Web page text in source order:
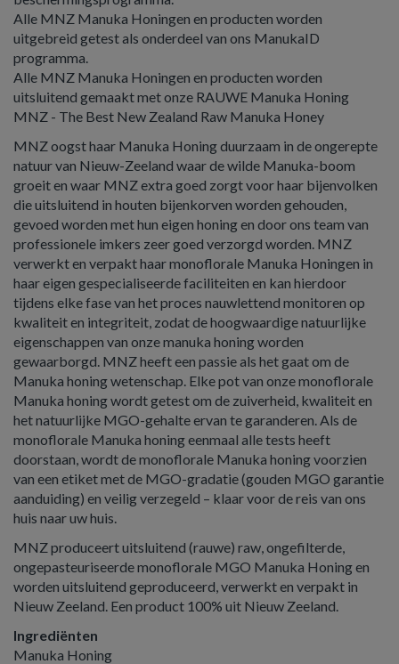
Alle MNZ Manuka Honingen en producten worden
uitgebreid getest als onderdeel van ons ManukaID
programma.
Alle MNZ Manuka Honingen en producten worden
uitsluitend gemaakt met onze RAUWE Manuka Honing
MNZ - The Best New Zealand Raw Manuka Honey
MNZ oogst haar Manuka Honing duurzaam in de ongerepte
natuur van Nieuw-Zeeland waar de wilde Manuka-boom
groeit en waar MNZ extra goed zorgt voor haar bijenvolken
die uitsluitend in houten bijenkorven worden gehouden,
gevoed worden met hun eigen honing en door ons team van
professionele imkers zeer goed verzorgd worden. MNZ
verwerkt en verpakt haar monoflorale Manuka Honingen in
haar eigen gespecialiseerde faciliteiten en kan hierdoor
tijdens elke fase van het proces nauwlettend monitoren op
kwaliteit en integriteit, zodat de hoogwaardige natuurlijke
eigenschappen van onze manuka honing worden
gewaarborgd. MNZ heeft een passie als het gaat om de
Manuka honing wetenschap. Elke pot van onze monoflorale
Manuka honing wordt getest om de zuiverheid, kwaliteit en
het natuurlijke MGO-gehalte ervan te garanderen. Als de
monoflorale Manuka honing eenmaal alle tests heeft
doorstaan, wordt de monoflorale Manuka honing voorzien
van een etiket met de MGO-gradatie (gouden MGO garantie
aanduiding) en veilig verzegeld – klaar voor de reis van ons
huis naar uw huis.
MNZ produceert uitsluitend (rauwe) raw, ongefilterde,
ongepasteuriseerde monoflorale MGO Manuka Honing en
worden uitsluitend geproduceerd, verwerkt en verpakt in
Nieuw Zeeland. Een product 100% uit Nieuw Zeeland.
Ingrediënten
Manuka Honing